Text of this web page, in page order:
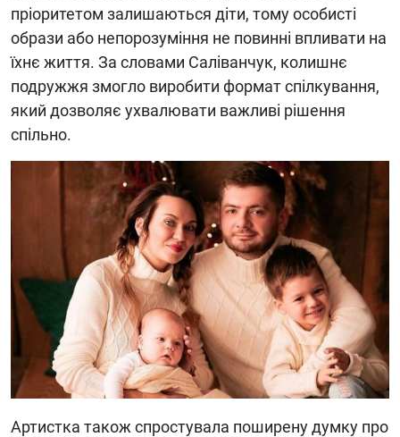
пріоритетом залишаються діти, тому особисті
образи або непорозуміння не повинні впливати на
їхнє життя. За словами Саліванчук, колишнє
подружжя змогло виробити формат спілкування,
який дозволяє ухвалювати важливі рішення
спільно.
Артистка також спростувала поширену думку про